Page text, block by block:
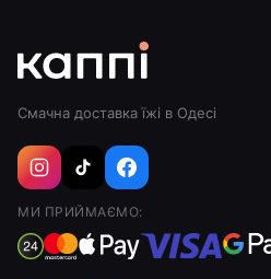
Смачна доставка їжі в Одесі
МИ ПРИЙМАЄМО: